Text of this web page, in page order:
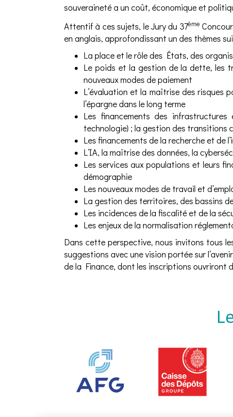
souveraineté a un coût, économique et
Attentif à ces sujets, le Jury du 37ème
en anglais, approfondissant un des thèmes
La place et le rôle des États, des
Le poids et la gestion de la dette, les
nouveaux modes de paiement
L’évaluation et la maîtrise des risques
l’épargne dans le long terme
Les financements des
technologie) ; la gestion des
Les financements de la recherche et de
L’IA, la maîtrise des données, la
Les services aux populations et leurs
démographie
Les nouveaux modes de travail et
La gestion des territoires, des bassins
Les incidences de la fiscalité et de la
Les enjeux de la normalisation
Dans cette perspective, nous invitons tous
suggestions avec une vision portée sur
de la Finance, dont les inscriptions ouvriront